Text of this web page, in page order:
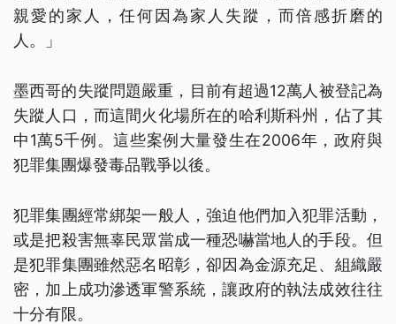
親愛的家人，任何因為家人失蹤，而倍感折磨的
人。」
墨西哥的失蹤問題嚴重，目前有超過12萬人被登記為
失蹤人口，而這間火化場所在的哈利斯科州，佔了其
中1萬5千例。這些案例大量發生在2006年，政府與
犯罪集團爆發毒品戰爭以後。
犯罪集團經常綁架一般人，強迫他們加入犯罪活動，
或是把殺害無辜民眾當成一種恐嚇當地人的手段。但
是犯罪集團雖然惡名昭彰，卻因為金源充足、組織嚴
密，加上成功滲透軍警系統，讓政府的執法成效往往
十分有限。